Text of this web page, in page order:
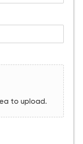
to upload.